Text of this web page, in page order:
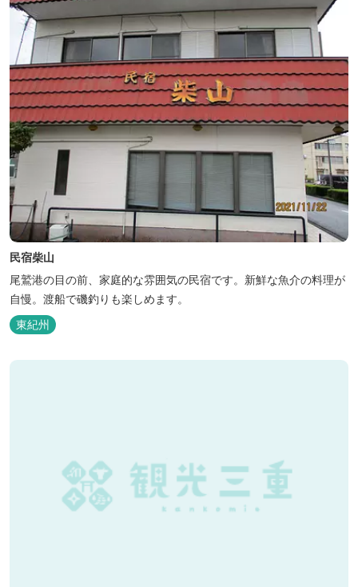
民宿柴山
尾鷲港の目の前、家庭的な雰囲気の民宿です。新鮮な魚介の料理が
自慢。渡船で磯釣りも楽しめます。
東紀州